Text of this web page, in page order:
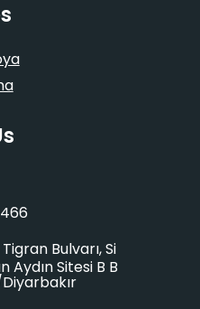
Bulvarı, Si
Aydın Sitesi B B